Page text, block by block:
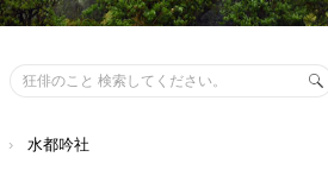
› 水都吟社